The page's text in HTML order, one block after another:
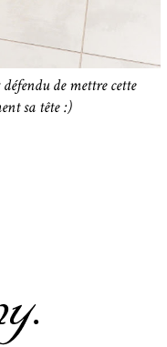
de mettre cette
sa tête :)